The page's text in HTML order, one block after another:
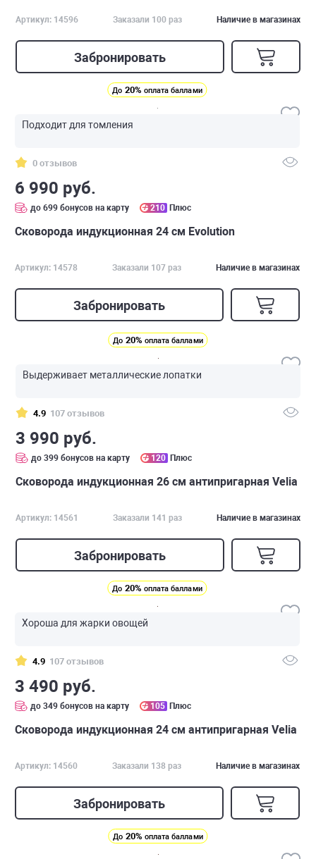
Артикул: 14596 Заказали 100 раз Наличие в магазинах
Забронировать
До 20% оплата баллами
Подходит для томления
0 отзывов
6 990 руб.
до 699 бонусов на карту 210 Плюс
Сковорода индукционная 24 см Evolution
Артикул: 14578 Заказали 107 раз Наличие в магазинах
Забронировать
До 20% оплата баллами
Выдерживает металлические лопатки
4.9 107 отзывов
3 990 руб.
до 399 бонусов на карту 120 Плюс
Сковорода индукционная 26 см антипригарная Velia
Артикул: 14561 Заказали 141 раз Наличие в магазинах
Забронировать
До 20% оплата баллами
Хороша для жарки овощей
4.9 107 отзывов
3 490 руб.
до 349 бонусов на карту 105 Плюс
Сковорода индукционная 24 см антипригарная Velia
Артикул: 14560 Заказали 138 раз Наличие в магазинах
Забронировать
До 20% оплата баллами